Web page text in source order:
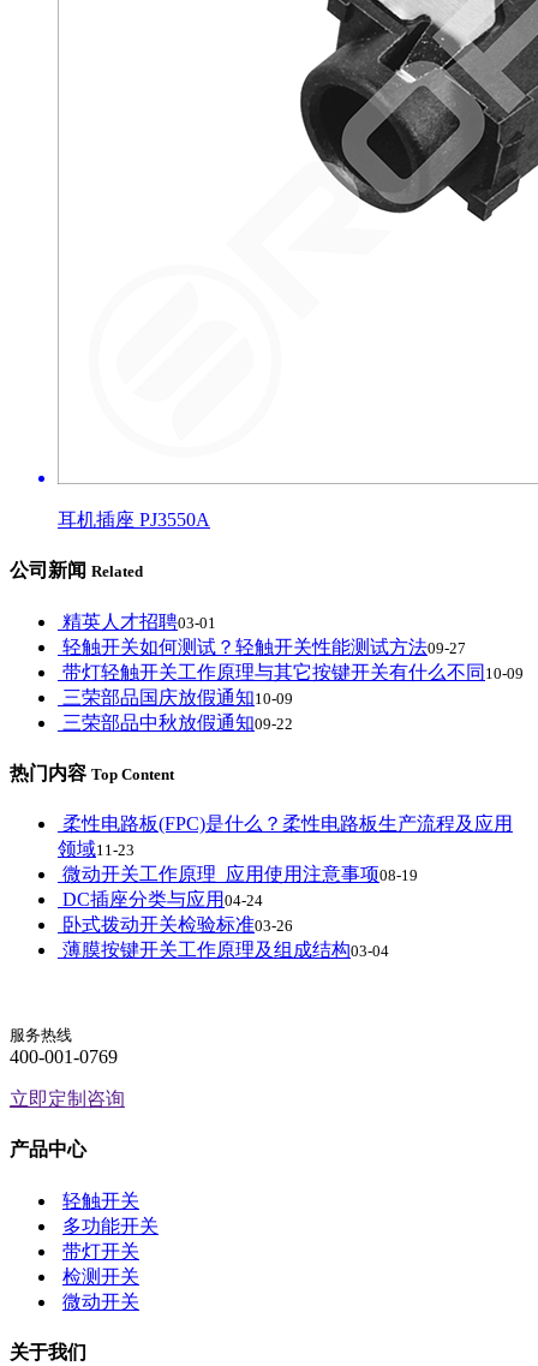
耳机插座 PJ3550A
公司新闻 Related
精英人才招聘03-01
轻触开关如何测试？轻触开关性能测试方法09-27
带灯轻触开关工作原理与其它按键开关有什么不同 10-09
三荣部品国庆放假通知10-09
三荣部品中秋放假通知09-22
热门内容 Top Content
柔性电路板(FPC)是什么？柔性电路板生产流程及应用
领域11-23
微动开关工作原理_应用使用注意事项08-19
DC插座分类与应用 04-24
卧式拨动开关检验标准03-26
薄膜按键开关工作原理及组成结构03-04
服务热线
400-001-0769
立即定制咨询
产品中心
轻触开关
多功能开关
带灯开关
检测开关
微动开关
关于我们